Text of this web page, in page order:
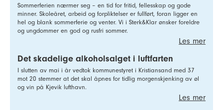
Sommerferien nærmer seg – en tid for fritid, fellesskap og gode
minner. Skoleåret, arbeid og forpliktelser er fullført, foran ligger en
hel og blank sommerferie og venter. Vi i Sterk&Klar ønsker foreldre
og ungdommer en god og rusfri sommer.
Les mer
Det skadelige alkoholsalget i luftfarten
I slutten av mai i år vedtok kommunestyret i Kristiansand med 37
mot 20 stemmer at det skal åpnes for tidlig morgenskjenking av øl
og vin på Kjevik lufthavn.
Les mer